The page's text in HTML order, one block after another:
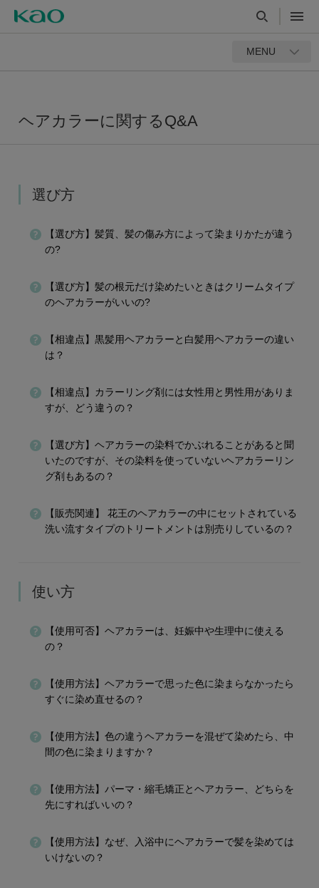
MENU
ヘアカラーに関するQ&A
選び方
【選び方】髪質、髪の傷み方によって染まりかたが違う
の?
【選び方】髪の根元だけ染めたいときはクリームタイプ
のヘアカラーがいいの?
【相違点】黒髪用ヘアカラーと白髪用ヘアカラーの違い
は？
【相違点】カラーリング剤には女性用と男性用がありま
すが、どう違うの？
【選び方】ヘアカラーの染料でかぶれることがあると聞
いたのですが、その染料を使っていないヘアカラーリン
グ剤もあるの？
【販売関連】 花王のヘアカラーの中にセットされている
洗い流すタイプのトリートメントは別売りしているの？
使い方
【使用可否】ヘアカラーは、妊娠中や生理中に使える
の？
【使用方法】ヘアカラーで思った色に染まらなかったら
すぐに染め直せるの？
【使用方法】色の違うヘアカラーを混ぜて染めたら、中
間の色に染まりますか？
【使用方法】パーマ・縮毛矯正とヘアカラー、どちらを
先にすればいいの？
【使用方法】なぜ、入浴中にヘアカラーで髪を染めては
いけないの？